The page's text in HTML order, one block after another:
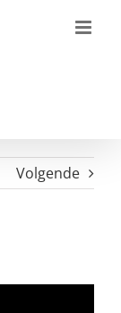
Volgende